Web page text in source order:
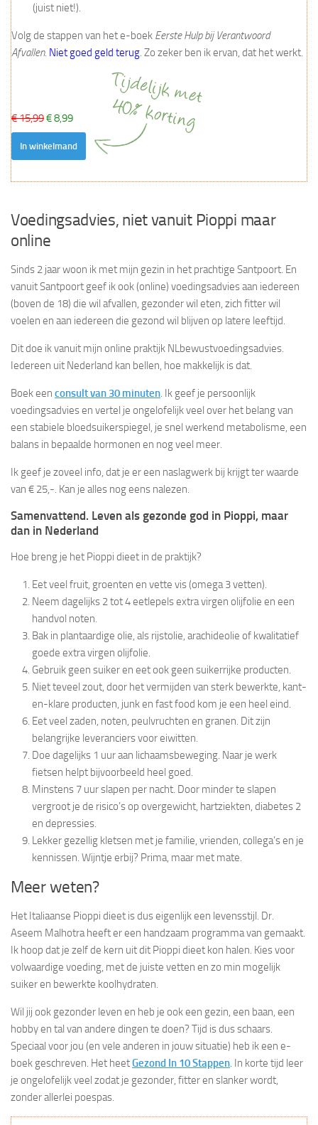
(juist niet!).
Volg de stappen van het e-boek Eerste Hulp bij Verantwoord
Afvallen. Niet goed geld terug. Zo zeker ben ik ervan, dat het werkt.
€ 15,99€ 8,99
In winkelmand
Voedingsadvies, niet vanuit Pioppi maar
online
Sinds 2 jaar woon ik met mijn gezin in het prachtige Santpoort. En
vanuit Santpoort geef ik ook (online) voedingsadvies aan iedereen
(boven de 18) die wil afvallen, gezonder wil eten, zich fitter wil
voelen en aan iedereen die gezond wil blijven op latere leeftijd.
Dit doe ik vanuit mijn online praktijk NLbewustvoedingsadvies.
Iedereen uit Nederland kan bellen, hoe makkelijk is dat.
Boek een consult van 30 minuten. Ik geef je persoonlijk
voedingsadvies en vertel je ongelofelijk veel over het belang van
een stabiele bloedsuikerspiegel, je snel werkend metabolisme, een
balans in bepaalde hormonen en nog veel meer.
Ik geef je zoveel info, dat je er een naslagwerk bij krijgt ter waarde
van € 25,-. Kan je alles nog eens nalezen.
Samenvattend. Leven als gezonde god in Pioppi, maar
dan in Nederland
Hoe breng je het Pioppi dieet in de praktijk?
Eet veel fruit, groenten en vette vis (omega 3 vetten).
Neem dagelijks 2 tot 4 eetlepels extra virgen olijfolie en een
handvol noten.
Bak in plantaardige olie, als rijstolie, arachideolie of kwalitatief
goede extra virgen olijfolie.
Gebruik geen suiker en eet ook geen suikerrijke producten.
Niet teveel zout, door het vermijden van sterk bewerkte, kant-
en-klare producten, junk en fast food kom je een heel eind.
Eet veel zaden, noten, peulvruchten en granen. Dit zijn
belangrijke leveranciers voor eiwitten.
Doe dagelijks 1 uur aan lichaamsbeweging. Naar je werk
fietsen helpt bijvoorbeeld heel goed.
Minstens 7 uur slapen per nacht. Door minder te slapen
vergroot je de risico’s op overgewicht, hartziekten, diabetes 2
en depressies.
Lekker gezellig kletsen met je familie, vrienden, collega’s en je
kennissen. Wijntje erbij? Prima, maar met mate.
Meer weten?
Het Italiaanse Pioppi dieet is dus eigenlijk een levensstijl. Dr.
Aseem Malhotra heeft er een handzaam programma van gemaakt.
Ik hoop dat je zelf de kern uit dit Pioppi dieet kon halen. Kies voor
volwaardige voeding, met de juiste vetten en zo min mogelijk
suiker en bewerkte koolhydraten.
Wil jij ook gezonder leven en heb je ook een gezin, een baan, een
hobby en tal van andere dingen te doen? Tijd is dus schaars.
Speciaal voor jou (en vele anderen in jouw situatie) heb ik een e-
boek geschreven. Het heetGezond In 10 Stappen. In korte tijd leer
je ongelofelijk veel zodat je gezonder, fitter en slanker wordt,
zonder allerlei poespas.